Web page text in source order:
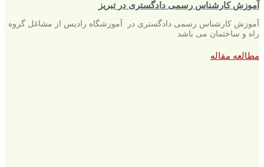
آموزش کارشناس رسمی دادگستری در تبریز
آموزش کارشناس رسمی دادگستری در آموزشگاه رادیس از مشاغل گروه
راه و ساختمان می باشد
مطالعه مقاله